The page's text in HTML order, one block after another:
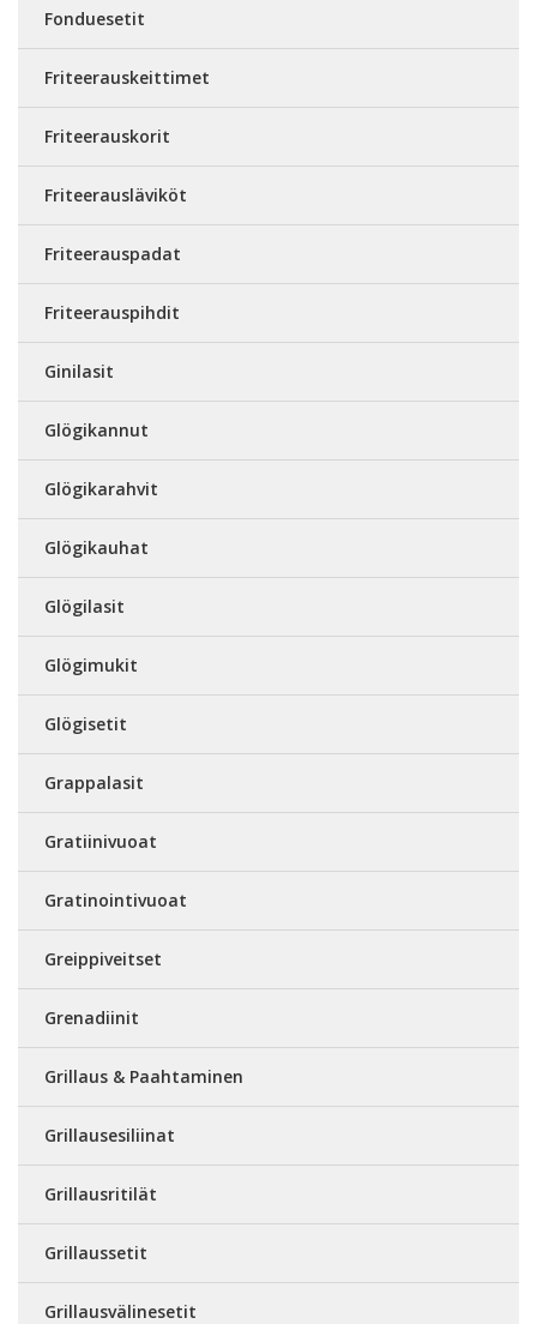
Fonduesetit
Friteerauskeittimet
Friteerauskorit
Friteerausläviköt
Friteerauspadat
Friteerauspihdit
Ginilasit
Glögikannut
Glögikarahvit
Glögikauhat
Glögilasit
Glögimukit
Glögisetit
Grappalasit
Gratiinivuoat
Gratinointivuoat
Greippiveitset
Grenadiinit
Grillaus & Paahtaminen
Grillausesiliinat
Grillausritilät
Grillaussetit
Grillausvälinesetit